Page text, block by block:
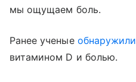
мы ощущаем боль.
Ранее ученые обнаружили
витамином D и болью.